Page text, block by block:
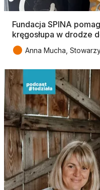
Fundacja SPINA
kręgosłupa w drodze
● Anna Mucha,